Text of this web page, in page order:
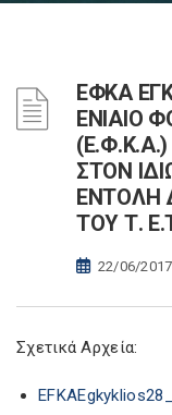
ΕΦΚΑ
ΕΝΙΑΙΟ
ΣΤΟΝ
ΕΝΤΟΛΗ
ΤΟΥ Τ.
22/06/2017
Σχετικά Αρχεία: